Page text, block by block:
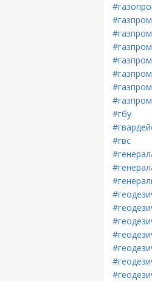
#газпром
#гбу
#гвс